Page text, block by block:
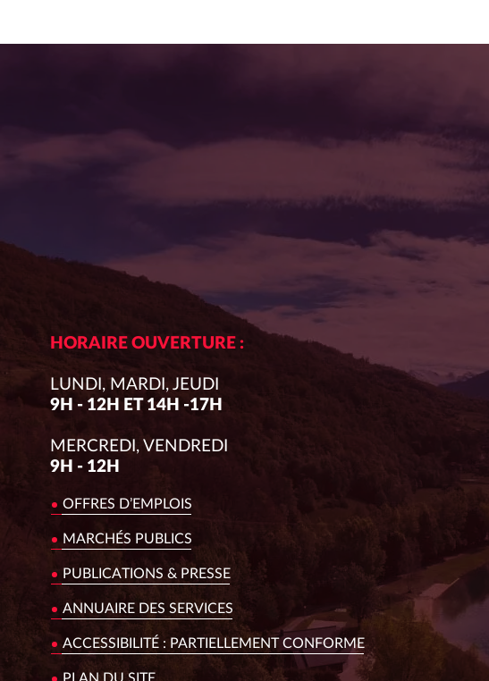
HORAIRE OUVERTURE :
LUNDI, MARDI, JEUDI
9H - 12H ET 14H -17H
MERCREDI, VENDREDI
9H - 12H
OFFRES D’EMPLOIS
MARCHÉS PUBLICS
PUBLICATIONS & PRESSE
ANNUAIRE DES SERVICES
ACCESSIBILITÉ : PARTIELLEMENT CONFORME